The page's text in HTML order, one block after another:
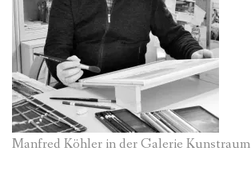
Manfred Köhler in der Galerie Kunstraum